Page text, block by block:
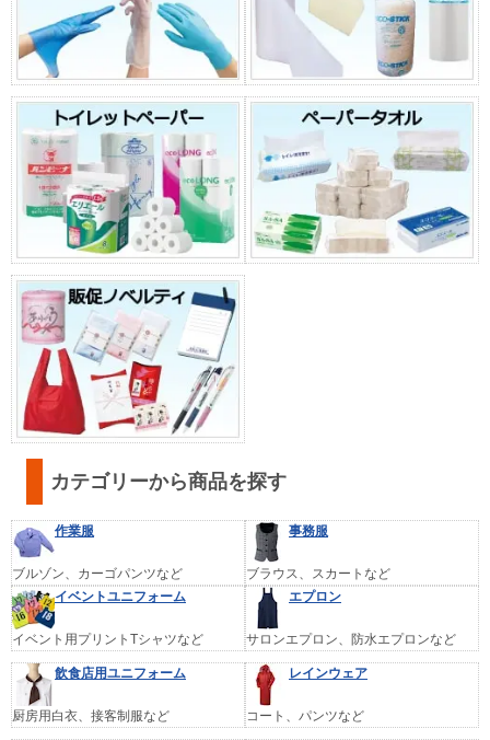
カテゴリーから商品を探す
作業服
ブルゾン、カーゴパンツなど
事務服
ブラウス、スカートなど
イベントユニフォーム
イベント用プリントTシャツなど
エプロン
サロンエプロン、防水エプロンなど
飲食店用ユニフォーム
厨房用白衣、接客制服など
レインウェア
コート、パンツなど